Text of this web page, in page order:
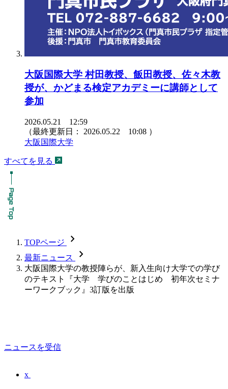
大阪国際大学 村田教授、飯田教授、佐々木教
授が、かどまる検定アカデミーに講師として
参加
2026.05.21 12:59
（最終更新日： 2026.05.22 10:08 ）
大阪国際大学
すべてを見る
TOPページ chevron_forward
最新ニュース chevron_forward
大阪国際大学の教授陣らが、新入生向け大学での学び
のテキスト『大学 学びのことはじめ 初年次セミナ
ーワークブック』3訂版を出版
ニュースを受信
x